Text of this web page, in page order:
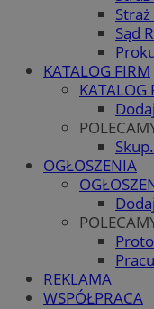
Sąd
KATALOG FIRM
KATALOG
OGŁOSZENIA
REKLAMA
WSPÓŁPRACA